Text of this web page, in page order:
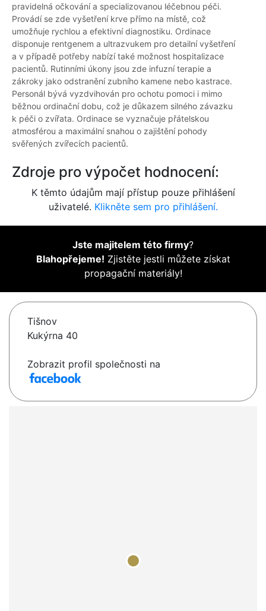
pravidelná očkování a specializovanou léčebnou péči.
Provádí se zde vyšetření krve přímo na místě, což
umožňuje rychlou a efektivní diagnostiku. Ordinace
disponuje rentgenem a ultrazvukem pro detailní vyšetření
a v případě potřeby nabízí také možnost hospitalizace
pacientů. Rutinními úkony jsou zde infuzní terapie a
zákroky jako odstranění zubního kamene nebo kastrace.
Personál bývá vyzdvihován pro ochotu pomoci i mimo
běžnou ordinační dobu, což je důkazem silného závazku
k péči o zvířata. Ordinace se vyznačuje přátelskou
atmosférou a maximální snahou o zajištění pohody
svěřených zvířecích pacientů.
Zdroje pro výpočet hodnocení:
K těmto údajům mají přístup pouze přihlášení
uživatelé. Klikněte sem pro přihlášení.
Jste majitelem této firmy?
Blahopřejeme! Zjistěte jestli můžete získat
propagační materiály!
Tišnov
Kukýrna 40
Zobrazit profil společnosti na